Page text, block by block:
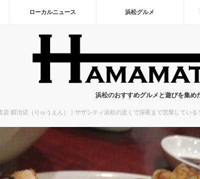
ローカルニュース 浜松グルメ
浜松のおすすめグルメと遊びを集め
店 鍛冶店（りゅうえん）｜ザザシティ浜松の近くで深夜まで営業している